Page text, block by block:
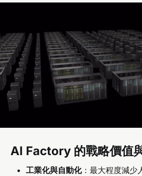
AI Factory 的戰略價值
工業化與自動化：最大程度減少